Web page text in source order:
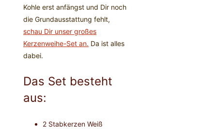
Kohle erst anfängst und Dir noch
die Grundausstattung fehlt,
schau Dir unser großes
Kerzenweihe-Set an. Da ist alles
dabei.
Das Set besteht
aus:
2 Stabkerzen Weiß